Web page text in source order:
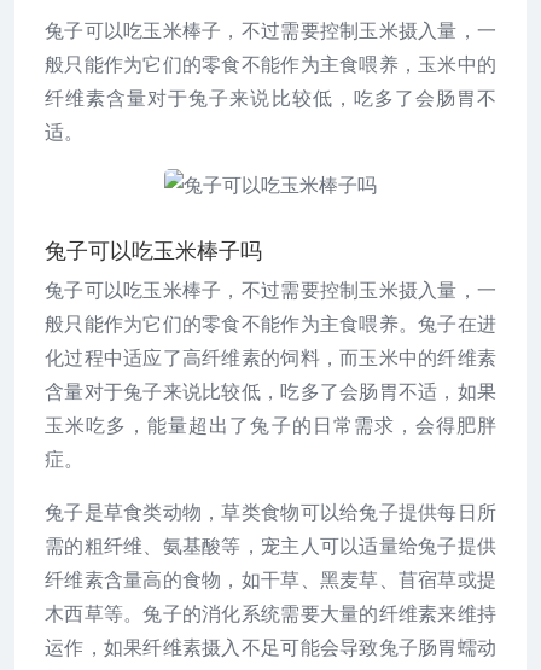
兔子可以吃玉米棒子，不过需要控制玉米摄入量，一
般只能作为它们的零食不能作为主食喂养，玉米中的
纤维素含量对于兔子来说比较低，吃多了会肠胃不
适。
兔子可以吃玉米棒子吗
兔子可以吃玉米棒子，不过需要控制玉米摄入量，一
般只能作为它们的零食不能作为主食喂养。兔子在进
化过程中适应了高纤维素的饲料，而玉米中的纤维素
含量对于兔子来说比较低，吃多了会肠胃不适，如果
玉米吃多，能量超出了兔子的日常需求，会得肥胖
症。
兔子是草食类动物，草类食物可以给兔子提供每日所
需的粗纤维、氨基酸等，宠主人可以适量给兔子提供
纤维素含量高的食物，如干草、黑麦草、苜宿草或提
木西草等。兔子的消化系统需要大量的纤维素来维持
运作，如果纤维素摄入不足可能会导致兔子肠胃蠕动